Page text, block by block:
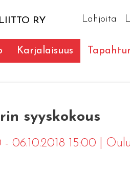
RY Lahjoita
Karjalaisuus
syyskokous
- 06.10.2018 15:00 Oulu